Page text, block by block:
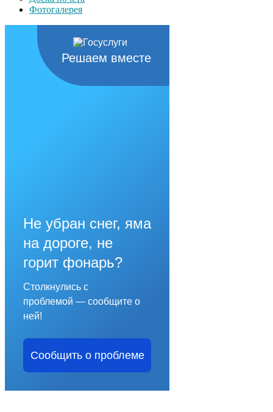
Фотогалерея
Решаем вместе
Не убран снег, яма
на дороге, не
горит фонарь?
Столкнулись с
проблемой — сообщите о
ней!
Сообщить о проблеме